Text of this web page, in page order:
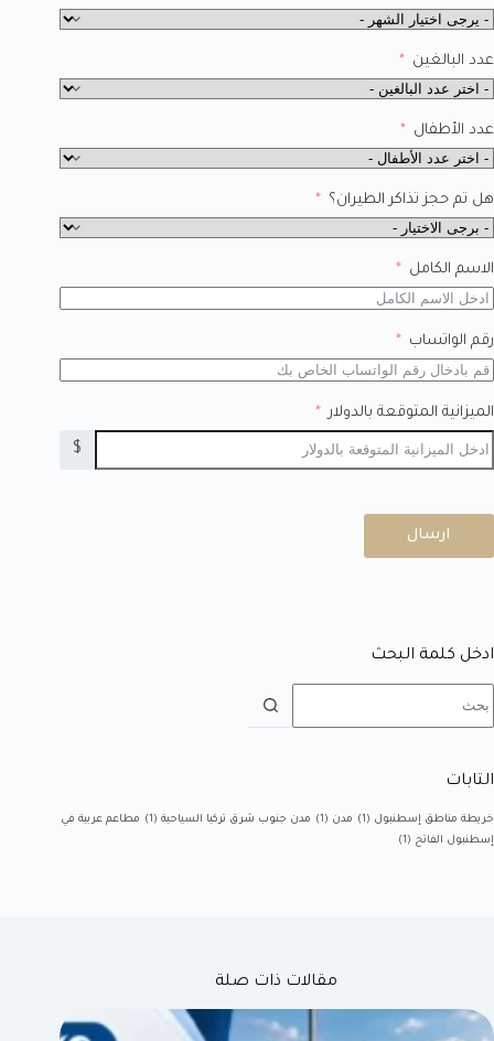
عدد البالغين
عدد الأطفال
هل تم حجز تذاكر الطيران؟
الاسم الكامل
رقم الواتساب
الميزانية المتوقعة بالدولار
$
ارسال
ادخل كلمة البحث
التابات
خريطة مناطق إسطنبول (1) مدن (1) مدن جنوب شرق تركيا السياحية (1)
مطاعم عربية في
إسطنبول الفاتح (1)
مقالات ذات صلة